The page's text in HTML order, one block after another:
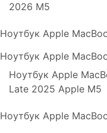
2026 M5
Ноутбук Apple
Ноутбук Apple
Ноутбук Apple
Late 2025 Apple M5
Ноутбук Apple